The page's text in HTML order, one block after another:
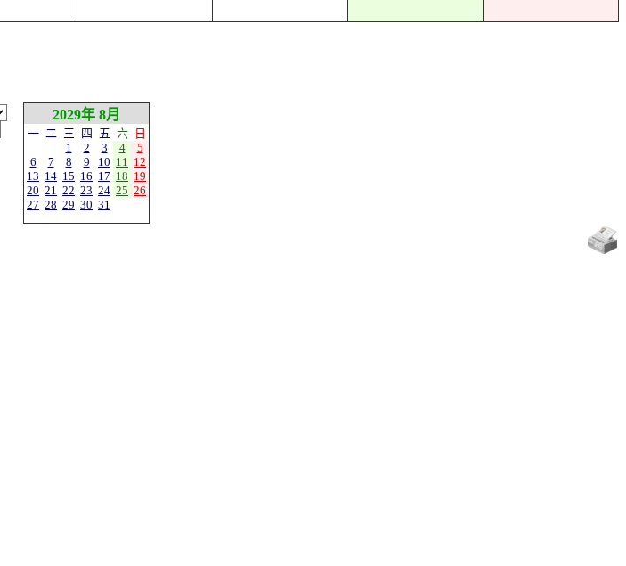
2029年 8月
一 二 三 四 五 六
日
1
2 3 4
5
6
7 8 9 10 11 12
13 14 15 16 17 18 19
20 21 22 23 24 25 26
27 28 29 30 31